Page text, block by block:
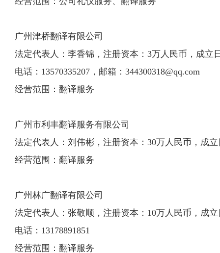
广州津桥翻译有限公司
法定代表人：李香锦，注册资本：3万人民币，成立
电话：13570335207，邮箱： 344300318@qq.com
经营范围：翻译服务
广州市利丰翻译服务有限公司
法定代表人：刘伟彬，注册资本：30万人民币，成立
经营范围：翻译服务
广州林广翻译有限公司
法定代表人：张敬顺，注册资本：10万人民币，成立
电话：13178891851
经营范围：翻译服务